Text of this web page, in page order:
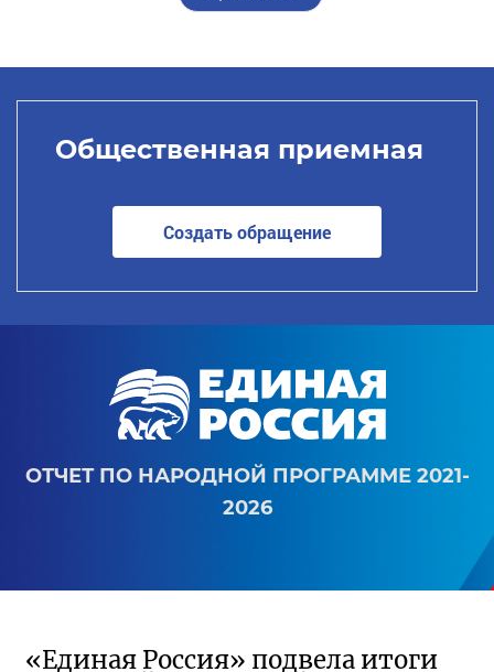
Общественная приемная
Создать обращение
ОТЧЕТ ПО НАРОДНОЙ ПРОГРАММЕ 2021-
2026
«Единая Россия» подвела итоги